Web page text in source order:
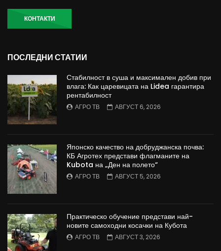
КОНТАКТИ
ПОСЛЕДНИ СТАТИИ
Стабилност в суша и максимален добив при
влага: Как царевицата на Lidea гарантира
рентабилност
АГРО ТВ АВГУСТ 6, 2026
Японско качество на добруджанска почва:
КБ Агротех представи флагманите на
Kubota на „Ден на полето“
АГРО ТВ АВГУСТ 5, 2026
Практическо обучение представи най-
новите самоходни косачки на Кубота
АГРО ТВ АВГУСТ 3, 2026